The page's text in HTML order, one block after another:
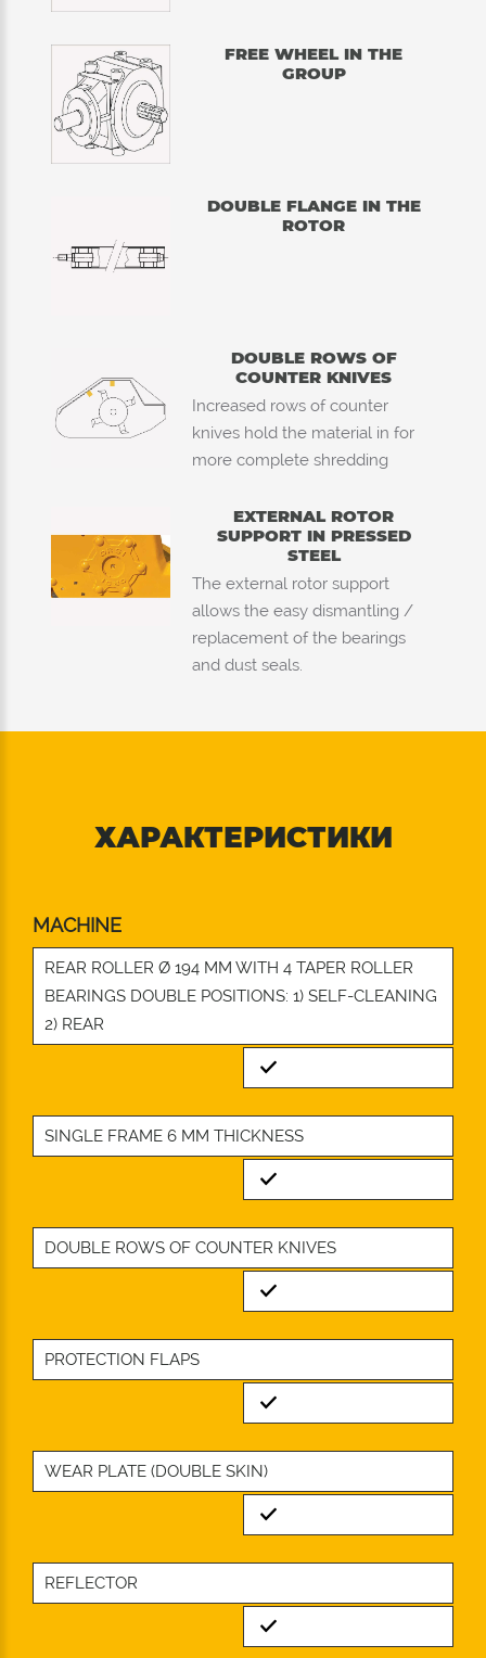
FREE WHEEL IN THE
GROUP
DOUBLE FLANGE IN THE
ROTOR
DOUBLE ROWS OF
COUNTER KNIVES
Increased rows of counter
knives hold the material in for
more complete shredding
EXTERNAL ROTOR
SUPPORT IN PRESSED
STEEL
The external rotor support
allows the easy dismantling /
replacement of the bearings
and dust seals.
ХАРАКТЕРИСТИКИ
MACHINE
REAR ROLLER Ø 194 MM WITH 4 TAPER ROLLER
BEARINGS DOUBLE POSITIONS: 1) SELF-CLEANING
2) REAR
Standard
SINGLE FRAME 6 MM THICKNESS
Standard
DOUBLE ROWS OF COUNTER KNIVES
Standard
PROTECTION FLAPS
Standard
WEAR PLATE (DOUBLE SKIN)
Standard
REFLECTOR
Standard